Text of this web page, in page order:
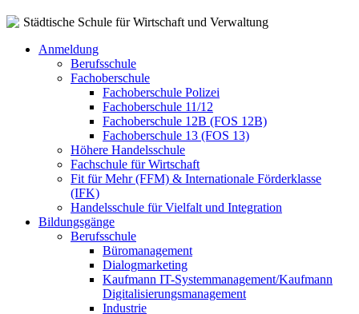
Städtische Schule für Wirtschaft und Verwaltung
Anmeldung
Berufsschule
Fachoberschule
Fachoberschule Polizei
Fachoberschule 11/12
Fachoberschule 12B (FOS 12B)
Fachoberschule 13 (FOS 13)
Höhere Handelsschule
Fachschule für Wirtschaft
Fit für Mehr (FFM) & Internationale Förderklasse
(IFK)
Handelsschule für Vielfalt und Integration
Bildungsgänge
Berufsschule
Büromanagement
Dialogmarketing
Kaufmann IT-Systemmanagement/Kaufmann
Digitalisierungsmanagement
Industrie